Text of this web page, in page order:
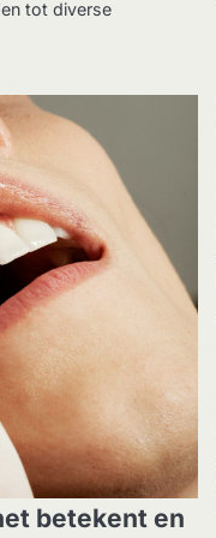
tot diverse
betekent en